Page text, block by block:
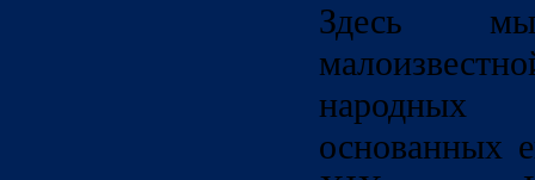
Здесь
основанных